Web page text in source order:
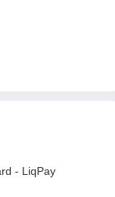
- LiqPay